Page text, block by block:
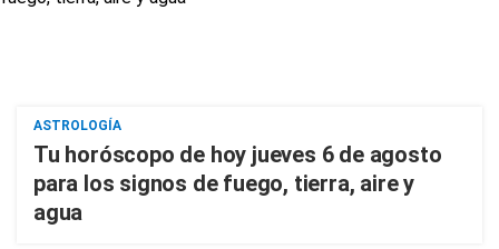
ASTROLOGÍA
Tu horóscopo de hoy jueves 6 de agosto
para los signos de fuego, tierra, aire y
agua